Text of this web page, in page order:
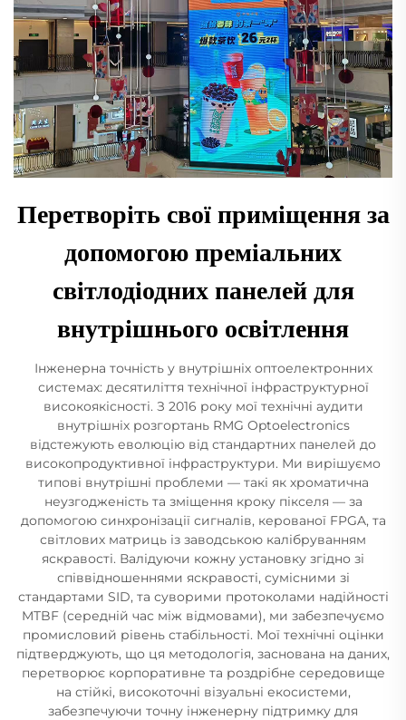
Перетворіть свої приміщення за
допомогою преміальних
світлодіодних панелей для
внутрішнього освітлення
Інженерна точність у внутрішніх оптоелектронних
системах: десятиліття технічної інфраструктурної
високоякісності. З 2016 року мої технічні аудити
внутрішніх розгортань RMG Optoelectronics
відстежують еволюцію від стандартних панелей до
високопродуктивної інфраструктури. Ми вирішуємо
типові внутрішні проблеми — такі як хроматична
неузгодженість та зміщення кроку пікселя — за
допомогою синхронізації сигналів, керованої FPGA, та
світлових матриць із заводською калібруванням
яскравості. Валідуючи кожну установку згідно зі
співвідношеннями яскравості, сумісними зі
стандартами SID, та суворими протоколами надійності
MTBF (середній час між відмовами), ми забезпечуємо
промисловий рівень стабільності. Мої технічні оцінки
підтверджують, що ця методологія, заснована на даних,
перетворює корпоративне та роздрібне середовище
на стійкі, високоточні візуальні екосистеми,
забезпечуючи точну інженерну підтримку для